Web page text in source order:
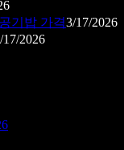
기밥 가격3/17/2026
17/2026